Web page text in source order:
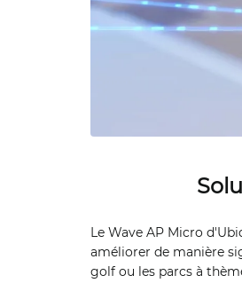
Le Wave AP Micro
améliorer de manière
golf ou les parcs à